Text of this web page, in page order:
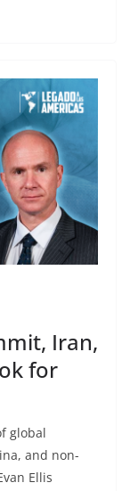
Iran,
for
global
and non-
Ellis